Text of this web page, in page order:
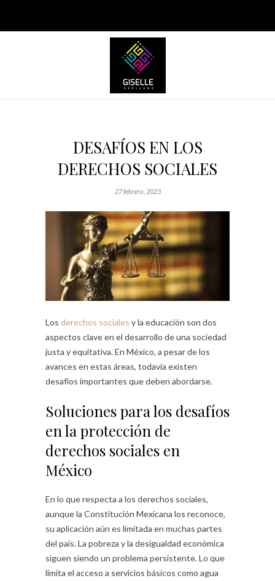
DESAFÍOS EN LOS
DERECHOS SOCIALES
27 febrero, 2023
Los derechos sociales y la educación son dos
aspectos clave en el desarrollo de una sociedad
justa y equitativa. En México, a pesar de los
avances en estas áreas, todavía existen
desafíos importantes que deben abordarse.
Soluciones para los desafíos
en la protección de
derechos sociales en
México
En lo que respecta a los derechos sociales,
aunque la Constitución Mexicana los reconoce,
su aplicación aún es limitada en muchas partes
del país. La pobreza y la desigualdad económica
siguen siendo un problema persistente. Lo que
limita el acceso a servicios básicos como agua